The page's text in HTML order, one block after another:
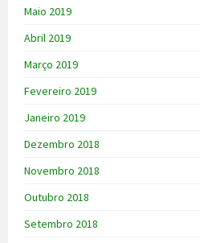
Maio 2019
Abril 2019
Março 2019
Fevereiro 2019
Janeiro 2019
Dezembro 2018
Novembro 2018
Outubro 2018
Setembro 2018